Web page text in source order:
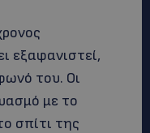
εξαφανιστεί,
του. Οι
με το
σπίτι της